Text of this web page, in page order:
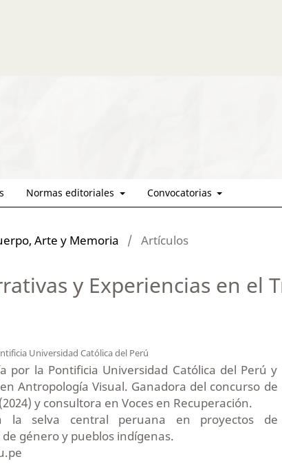
Normas editoriales Convocatorias
Arte y Memoria / Artículos
y Experiencias en el
Universidad Católica del Perú
por la Pontificia Universidad Católica del Perú y
Antropología Visual. Ganadora del concurso de
y consultora en Voces en Recuperación.
la selva central peruana en proyectos de
género y pueblos indígenas.